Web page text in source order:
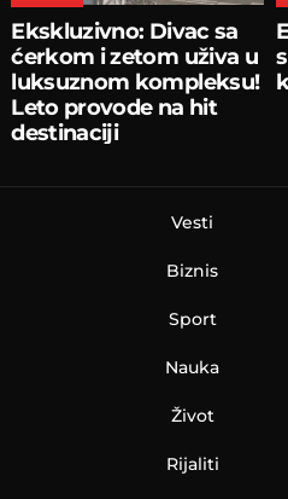
Ekskluzivno: Divac sa
ćerkom i zetom uživa u
luksuznom kompleksu!
Leto provode na hit
destinaciji
Vesti
Biznis
Sport
Nauka
Život
Rijaliti